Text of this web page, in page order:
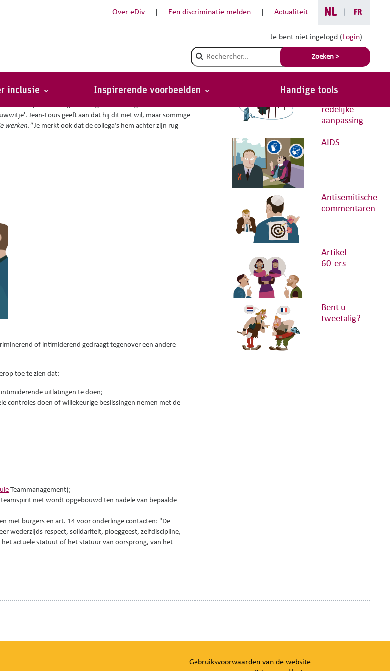
Over eDiv
Een discriminatie melden Actualiteit NL FR
Je bent niet ingelogd (Login)
Champ de recherche
Zoeken >
inclusie Inspirerende voorbeelden Handige tools
Terug
team. Hij is van Congolese origine. De collega's hebben de
Jean-Louis geeft aan dat hij dit niet wil, maar sommige
werken."Je merkt ook dat de collega’s hem achter zijn rug
of intimiderend gedraagt tegenover een andere
toe te zien dat:
uitlatingen te doen;
controles doen of willekeurige beslissingen nemen met de
Teammanagement);
niet wordt opgebouwd ten nadele van bepaalde
met burgers en art. 14 voor onderlinge contacten: "De
wederzijds respect, solidariteit, ploeggeest, zelfdiscipline,
actuele statuut of het statuur van oorsprong, van het
Gerelateerde situaties met
van een
redelijke
aanpassing
AIDS
Antisemitische
commentaren
Artikel
60-ers
Bent u
tweetalig?
Gebruiksvoorwaarden van de website